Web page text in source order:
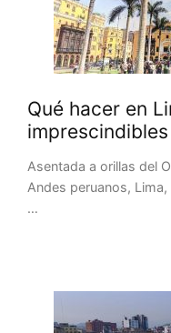
Qué hacer en
imprescindibles
Asentada a orillas del
Andes peruanos,
…